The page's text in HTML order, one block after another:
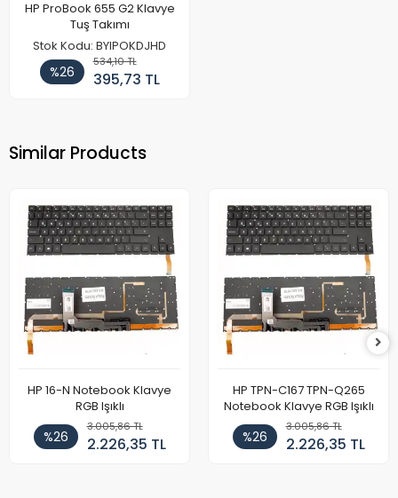
HP ProBook 655 G2 Klavye
Tuş Takımı
Stok Kodu: BYIPOKDJHD
%26
534,10 TL
395,73 TL
Similar Products
HP 16-N Notebook Klavye
RGB Işıklı
%26
3.005,86 TL
2.226,35 TL
HP TPN-C167 TPN-Q265
Notebook Klavye RGB Işıklı
%26
3.005,86 TL
2.226,35 TL